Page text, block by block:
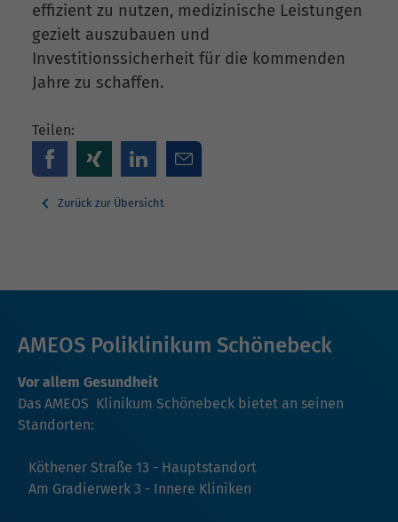
effizient zu nutzen, medizinische Leistungen
gezielt auszubauen und
Investitionssicherheit für die kommenden
Jahre zu schaffen.
Teilen:
Zurück zur Übersicht
AMEOS Poliklinikum Schönebeck
Vor allem Gesundheit
Das AMEOS Klinikum Schönebeck bietet an seinen
Standorten:
Köthener Straße 13 - Hauptstandort
Am Gradierwerk 3 - Innere Kliniken